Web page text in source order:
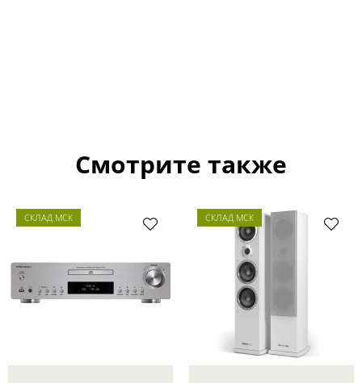
Смотрите также
СКЛАД МСК СКЛАД МСК